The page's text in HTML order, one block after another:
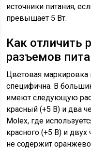
источники питания,
превышает 5 Вт.
Как отличить
разъемов
Цветовая
специфична. В
имеют следующую
красный (+5 В) и два
Molex, где
красного (+5 В) и
не содержит